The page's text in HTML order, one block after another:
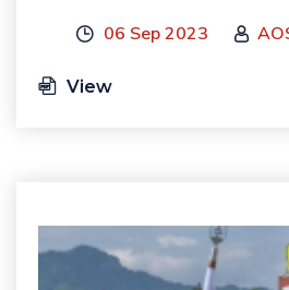
06 Sep 2023
View